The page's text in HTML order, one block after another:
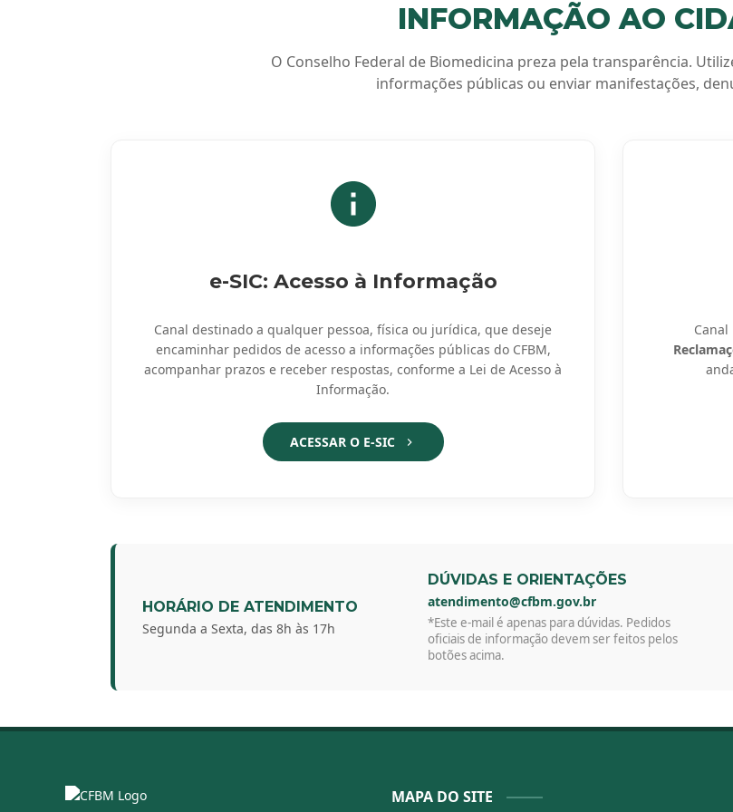
INFORMAÇÃO AO
O Conselho Federal de Biomedicina preza pela transparência.
informações públicas ou enviar manifestações,
e-SIC: Acesso à Informação
Canal destinado a qualquer pessoa, física ou jurídica, que deseje
encaminhar pedidos de acesso a informações públicas do CFBM,
acompanhar prazos e receber respostas, conforme a Lei de Acesso à
Informação.
ACESSAR O E-SIC
HORÁRIO DE ATENDIMENTO
Segunda a Sexta, das 8h às 17h
DÚVIDAS E ORIENTAÇÕES
atendimento@cfbm.gov.br
*Este e-mail é apenas para dúvidas. Pedidos
oficiais de informação devem ser feitos pelos
botões acima.
MAPA DO SITE